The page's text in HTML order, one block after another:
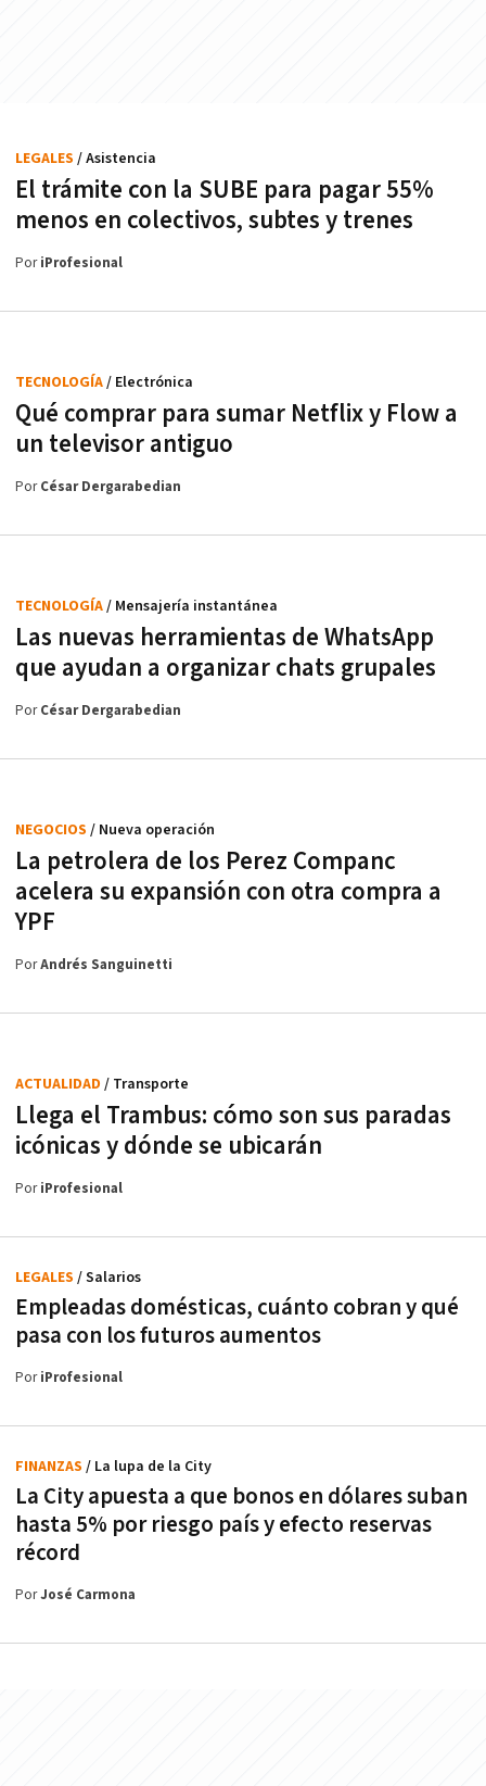
El trámite con la SUBE para pagar 55%
menos en colectivos, subtes y trenes
LEGALES / Asistencia
PoriProfesional
Qué comprar para sumar Netflix y Flow a
un televisor antiguo
TECNOLOGÍA/ Electrónica
PorCésar Dergarabedian
Las nuevas herramientas de WhatsApp
que ayudan a organizar chats grupales
TECNOLOGÍA/ Mensajería instantánea
PorCésar Dergarabedian
La petrolera de los Perez Companc
acelera su expansión con otra compra a
YPF
NEGOCIOS / Nueva operación
PorAndrés Sanguinetti
Llega el Trambus: cómo son sus paradas
icónicas y dónde se ubicarán
ACTUALIDAD / Transporte
PoriProfesional
Empleadas domésticas, cuánto cobran y qué
pasa con los futuros aumentos
LEGALES / Salarios
PoriProfesional
La City apuesta a que bonos en dólares suban
hasta 5% por riesgo país y efecto reservas
récord
FINANZAS / La lupa de la City
PorJosé Carmona